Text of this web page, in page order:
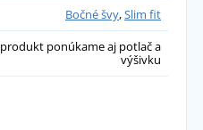
Bočné švy,Slim fit
ponúkame aj potlač a
výšivku